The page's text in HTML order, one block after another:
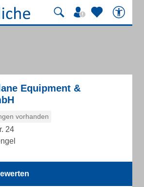
Equipment &
vorhanden
24